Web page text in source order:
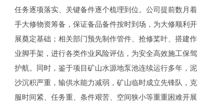
任务逐项落实、关键备件逐个梳理到位。公司提前数月着
手大修物资筹备，保证备品备件按时到场，为大修顺利开
展奠定基础；相关部门预先制作管件、抢修桨叶、搭建作
业脚手架，进行各类作业风险评估，为安全高效施工保驾
护航。同时，鉴于项目矿山水源地泵池连续运行多年，泥
沙沉积严重，输供水能力减弱，矿山临时成立先锋队，克
服时间紧、任务重、条件艰苦、空间狭小等重重困难开展